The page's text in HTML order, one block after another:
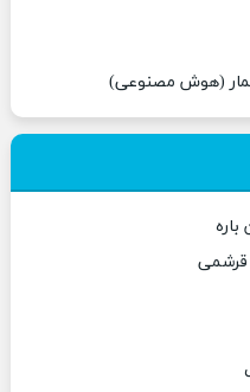
(هوش مصنوعی)
قرشمی